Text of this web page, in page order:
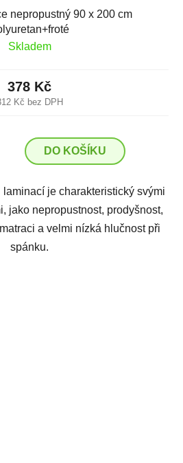
nepropustný 90 x 200 cm
Skladem
Kč bez DPH
378 Kč
DO KOŠÍKU
je charakteristický svými
jako nepropustnost, prodyšnost,
a velmi nízká hlučnost při
spánku.